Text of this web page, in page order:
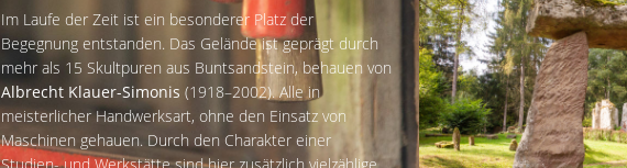
Im Laufe der Zeit ist ein besonderer Platz der
Begegnung entstanden. Das Gelände ist geprägt durch
mehr als 15 Skultpuren aus Buntsandstein, behauen von
Albrecht Klauer-Simonis (1918–2002). Alle in
meisterlicher Handwerksart, ohne den Einsatz von
Maschinen gehauen. Durch den Charakter einer